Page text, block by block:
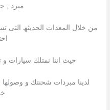
مبرد ,
من خلال المعدات الحدیثھ التى
حیث اننا نمتلك سیارات و
لدینا مبردات شحنتك و